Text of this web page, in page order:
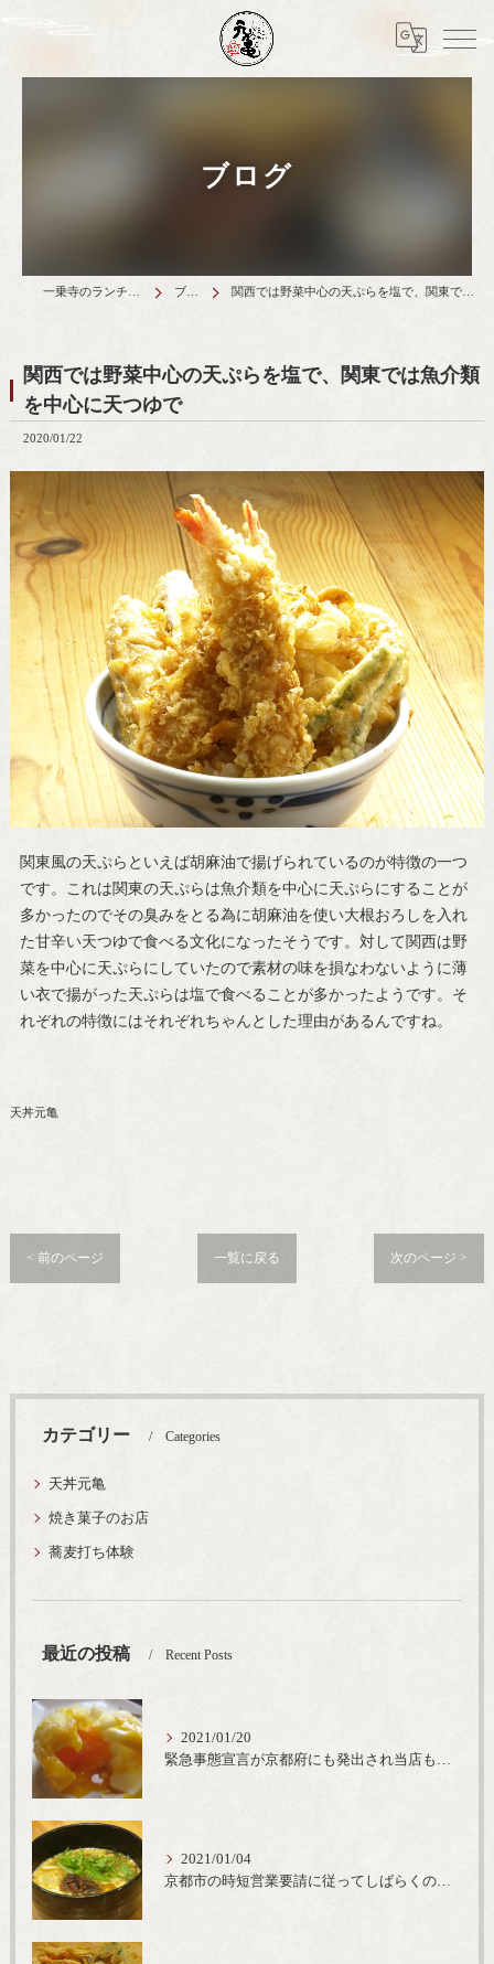
ブログ
ブログ 関西では野菜中心の天ぷらを塩で、関東では魚介類を中心に天つゆで
関西では野菜中心の天ぷらを塩で、関東では魚介類
を中心に天つゆで
2020/01/22
関東風の天ぷらといえば胡麻油で揚げられているのが特徴の一つ
です。これは関東の天ぷらは魚介類を中心に天ぷらにすることが
多かったのでその臭みをとる為に胡麻油を使い大根おろしを入れ
た甘辛い天つゆで食べる文化になったそうです。対して関西は野
菜を中心に天ぷらにしていたので素材の味を損なわないように薄
い衣で揚がった天ぷらは塩で食べることが多かったようです。そ
れぞれの特徴にはそれぞれちゃんとした理由があるんですね。
天丼元亀
< 前のページ 一覧に戻る 次のページ >
カテゴリー Categories
天丼元亀
焼き菓子のお店
蕎麦打ち体験
最近の投稿 Recent Posts
2021/01/20
2021/01/04
京都市の時短営業要請に従ってしばらくの間20時までの営業とさせていただいております。寒い時期には温かいお蕎麦がおすすめ